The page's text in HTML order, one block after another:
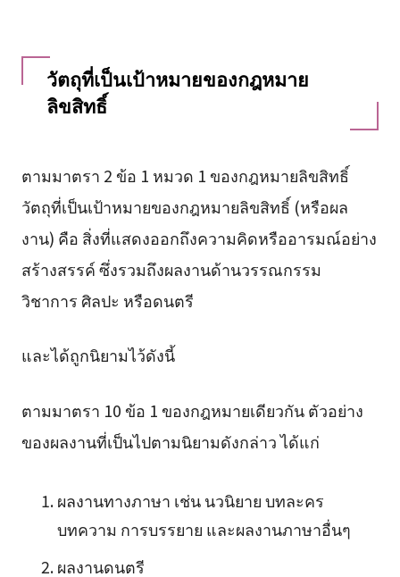
วัตถุที่เป็นเป้าหมายของกฎหมาย
ลิขสิทธิ์
ตามมาตรา 2 ข้อ 1 หมวด 1 ของกฎหมายลิขสิทธิ์
วัตถุที่เป็นเป้าหมายของกฎหมายลิขสิทธิ์ (หรือผล
งาน) คือ สิ่งที่แสดงออกถึงความคิดหรืออารมณ์อย่าง
สร้างสรรค์ ซึ่งรวมถึงผลงานด้านวรรณกรรม
วิชาการ ศิลปะ หรือดนตรี
และได้ถูกนิยามไว้ดังนี้
ตามมาตรา 10 ข้อ 1 ของกฎหมายเดียวกัน ตัวอย่าง
ของผลงานที่เป็นไปตามนิยามดังกล่าว ได้แก่
ผลงานทางภาษา เช่น นวนิยาย บทละคร
บทความ การบรรยาย และผลงานภาษาอื่นๆ
ผลงานดนตรี